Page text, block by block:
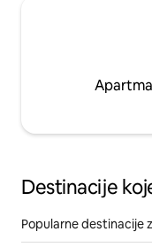
Destinacije
Popularne destinacije